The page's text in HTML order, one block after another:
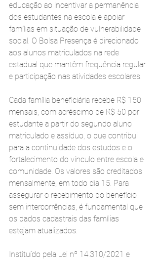
educação ao incentivar a permanência
dos estudantes na escola e apoiar
famílias em situação de vulnerabilidade
social. O Bolsa Presença é direcionado
aos alunos matriculados na rede
estadual que mantêm frequência regular
e participação nas atividades escolares.
Cada família beneficiária recebe R$ 150
mensais, com acréscimo de R$ 50 por
estudante a partir do segundo aluno
matriculado e assíduo, o que contribui
para a continuidade dos estudos e o
fortalecimento do vínculo entre escola e
comunidade. Os valores são creditados
mensalmente, em todo dia 15. Para
assegurar o recebimento do benefício
sem intercorrências, é fundamental que
os dados cadastrais das famílias
estejam atualizados.
Instituído pela Lei nº 14.310/2021 e